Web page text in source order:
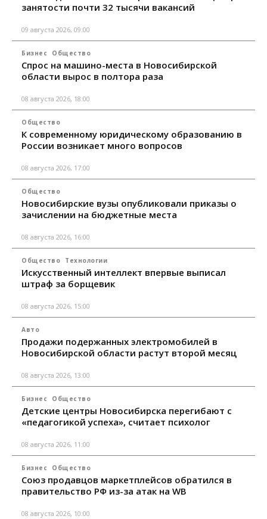
занятости почти 32 тысячи вакансий
09 августа 2026, 09:00
Бизнес Общество
Спрос на машино-места в Новосибирской
области вырос в полтора раза
08 августа 2026, 18:00
Общество
К современному юридическому образованию в
России возникает много вопросов
08 августа 2026, 17:00
Общество
Новосибирские вузы опубликовали приказы о
зачислении на бюджетные места
08 августа 2026, 16:00
Общество Технологии
Искусственный интеллект впервые выписал
штраф за борщевик
08 августа 2026, 15:00
Авто
Продажи подержанных электромобилей в
Новосибирской области растут второй месяц
08 августа 2026, 13:00
Бизнес Общество
Детские центры Новосибирска перегибают с
«педагогикой успеха», считает психолог
08 августа 2026, 11:00
Бизнес Общество
Союз продавцов маркетплейсов обратился в
правительство РФ из-за атак на WB
08 августа 2026, 10:00